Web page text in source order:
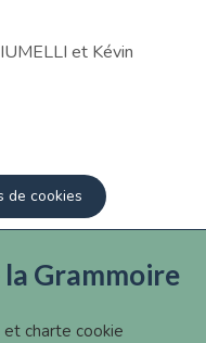
et Kévin
de cookies
Grammoire
charte cookie